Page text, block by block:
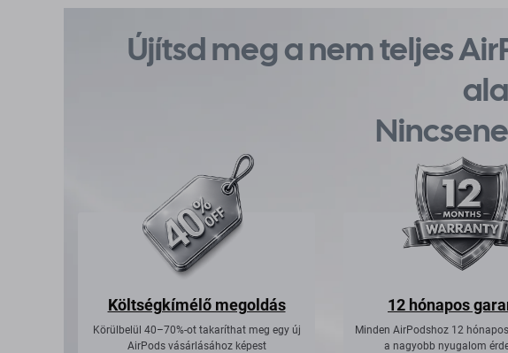
Újítsd meg a nem teljes
Költségkímélő megoldás
Körülbelül 40–70%-ot takaríthat meg egy új
AirPods vásárlásához képest
12 hónapos
Minden AirPodshoz 12
a nagyobb nyugalom